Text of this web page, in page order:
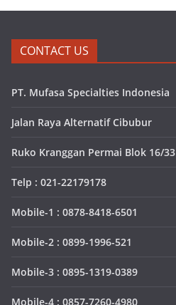
CONTACT US
PT. Mufasa Specialties Indonesia
Jalan Raya Alternatif Cibubur
Ruko Kranggan Permai Blok 16/33
Telp : 021-22179178
Mobile-1 : 0878-8418-6501
Mobile-2 : 0899-1996-521
Mobile-3 : 0895-1319-0389
Mobile-4 : 0857-7260-4980